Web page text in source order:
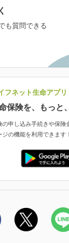
命の特長
が選ばれる理由が
聞きました！
書類
える
備える
法の変更
込みの再開
況確認
加契約の申し込
種お手続き・サ
請求
するご案内
ト
CMページ
式note
も質問できる
フネット生命アプリ
保険を、もっと
の申し込み手続きや保険
ジの機能を利用できます！